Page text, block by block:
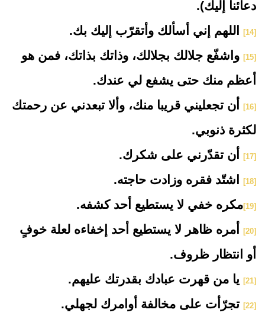
دعائنا إليك).
[14] اللهم إني أسألك وأتقرّب إليك بك.
[15] واشفّع جلالك بجلالك، وذاتك بذاتك، فمن هو
أعظم منك حتى يشفع لي عندك.
[16]
أن تجعليني قريبا منك، وألا تبعدني عن رحمتك
لكثرة ذنوبي.
[17] أن تقدّرني على شكرك.
[18] اشتّد فقره وزادت حاجته.
[19]مكره خفي لا يستطيع أحد كشفه.
[20]
أمره ظاهر لا يستطيع أحد إخفاءه لعلة خوفٍ
أو انتظار ظروف.
[21] يا من قهرت عبادك بقدرتك عليهم.
[22] تجرّأت على مخالفة أوامرك لجهلي.